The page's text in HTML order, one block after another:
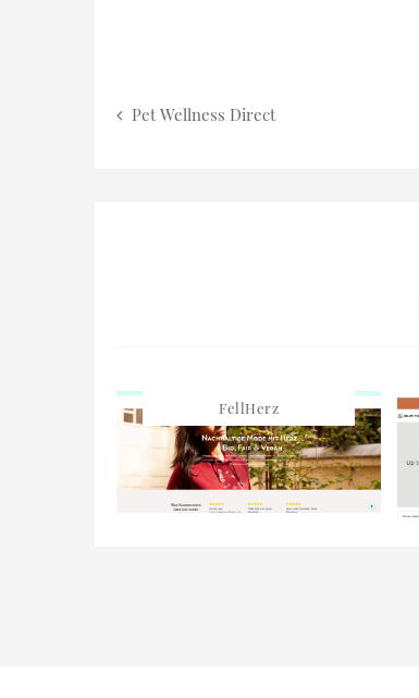
Pet Wellness Direct
FellHerz